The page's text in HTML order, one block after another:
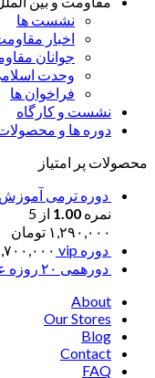
نشست ها
اخبار
جوانان
وحدت
فراخوان ها
نشست و کارگاه
دوره ها و
محصولات پر امتیاز
دوره ترمی آموزش
نمره 1.00 از 5
۱,۲۹۰,۰۰۰ تومان
دوره vip
دورهمی ۲۰ روزه عیدانه به زبان عربی
About
Our Stores
Blog
Contact
FAQ